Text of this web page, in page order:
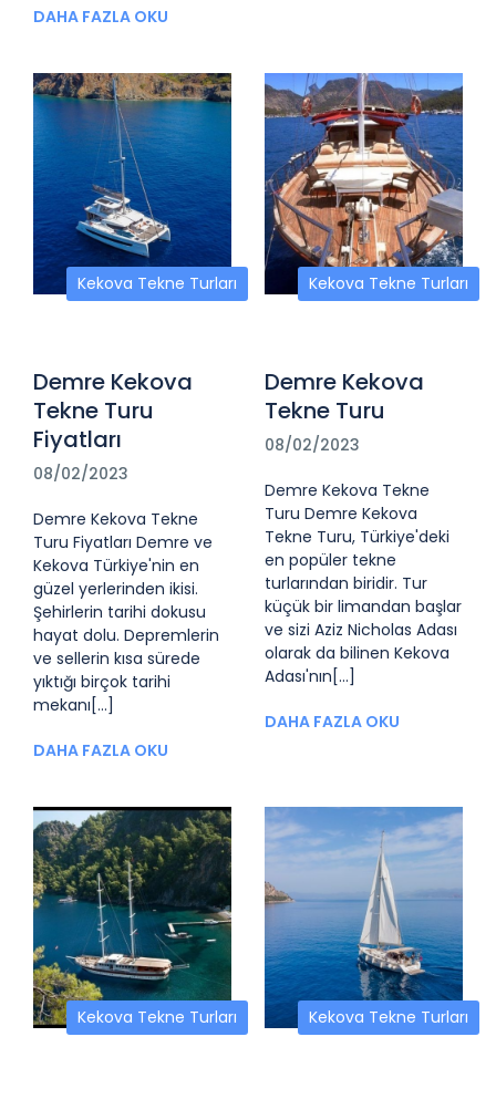
DAHA FAZLA OKU
Kekova Tekne Turları
Demre Kekova
Tekne Turu
Fiyatları
08/02/2023
Demre Kekova Tekne
Turu Fiyatları Demre ve
Kekova Türkiye'nin en
güzel yerlerinden ikisi.
Şehirlerin tarihi dokusu
hayat dolu. Depremlerin
ve sellerin kısa sürede
yıktığı birçok tarihi
mekanı[...]
DAHA FAZLA OKU
Kekova Tekne Turları
Demre Kekova
Tekne Turu
08/02/2023
Demre Kekova Tekne
Turu Demre Kekova
Tekne Turu, Türkiye'deki
en popüler tekne
turlarından biridir. Tur
küçük bir limandan başlar
ve sizi Aziz Nicholas Adası
olarak da bilinen Kekova
Adası'nın[...]
DAHA FAZLA OKU
Kekova Tekne Turları Kekova Tekne Turları